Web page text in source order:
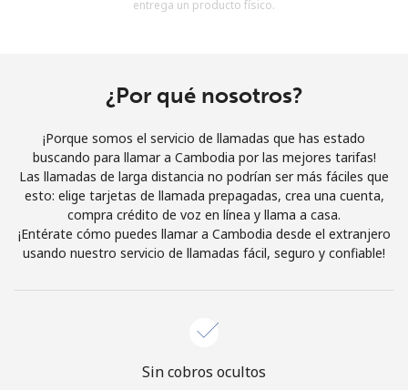
Al abrir una cuenta en este sitio web, estoy de acuerdo con
Únete
¡Hola!
Inicia sesión o REGÍSTRATE →
¿Olvidaste tu contraseña? →
entrega un producto físico.
¿Por qué nosotros?
¡Porque somos el servicio de llamadas que has estado
buscando para llamar a Cambodia por las mejores tarifas!
Las llamadas de larga distancia no podrían ser más fáciles que
esto: elige tarjetas de llamada prepagadas, crea una cuenta,
compra crédito de voz en línea y llama a casa.
¡Entérate cómo puedes llamar a Cambodia desde el extranjero
usando nuestro servicio de llamadas fácil, seguro y confiable!
Sin cobros ocultos